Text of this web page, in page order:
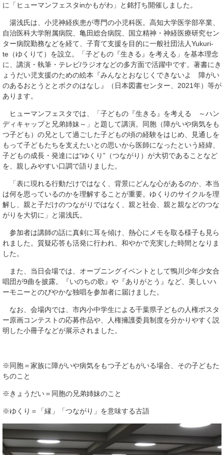
に「ヒューマンフェスタinかもがわ」と銘打ち開催しました。
湯浅氏は、小児神経疾患が専門の小児科医。高知大学医学部卒業、
自治医科大学附属病院、亀田総合病院、国立精神・神経医療研究セン
ター病院勤務などを経て、子育て支援を目的に一般社団法人Yukuri-
te（ゆくりて）を設立。「子どもの『生きる』を考える」を基本理念
に、講演・執筆・テレビ/ラジオなどの多方面で活躍中です。著書にき
ょうだい児支援のための絵本『みんなとおなじくできないよ 障がい
のあるおとうととボクのはなし』（日本図書センター、2021年）等が
あります。
ヒューマンフェスタでは、「子どもの『生きる』を考える ～ハン
ディキャップと兄弟姉妹～」と題して講演。同胞（障がいや病気をも
つ子ども）の兄として過ごした子どもの頃の経験をはじめ、見通しを
もって子どもたちを支えたいとの思いから医師になったという経緯、
子どもの成長・発達には“ゆくり”（つながり）が大切であることなど
を、親しみやすい口調で語りました。
「表に現れる行動だけではなく、背景にどんな心があるのか、本当
は何を思っているのかを理解することが重要。ゆくりのサイクルを理
解し、親と子だけのつながりではなく、親と社会、親と親などのつな
がりを大切に」と湯浅氏。
参加者は講師の話に真剣に耳を傾け、熱心にメモを取る様子も見ら
れました。質疑応答も活発に行われ、和やかで充実した時間となりま
した。
また、当日会場では、オープニングイベントとして鴨川少年少女合
唱団が9曲を披露。『いのちの歌』や『ありがとう』など、美しいハ
ーモニーとのびやかな独唱を参加者に届けました。
なお、会場内では、市内小中学生による千葉県子どもの人権ポスタ
ー原画コンテストの応募作品や、人権擁護委員制度を分かりやすく説
明した小冊子などが展示されました。
※同胞＝家族に障がいや病気をもつ子どもがいる場合、その子どもた
ちのこと
※きょうだい＝同胞の兄弟姉妹のこと
※ゆくり＝「縁」「つながり」を意味する古語